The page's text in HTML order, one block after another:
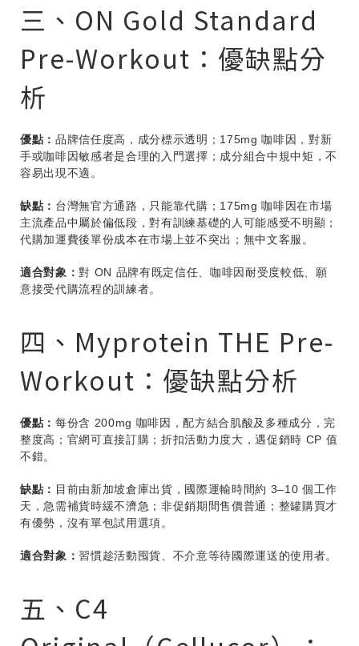
三、ON Gold Standard
Pre-Workout：優缺點分
析
優點： 品牌信任度高，成分標示透明；175mg 咖啡因，對新
手或咖啡因敏感者是合理的入門選擇；成分組合中規中矩，不
容易出現不適。
缺點： 台灣無官方通路，只能靠代購；175mg 咖啡因在市場
主流產品中屬於偏低段，對有訓練基礎的人可能感受不明顯；
代購加運費後單份成本在市場上並不突出；無中文客服。
適合對象：對 ON 品牌有既定信任、咖啡因耐受度較低、願
意接受代購流程的訓練者。
四、Myprotein THE Pre-
Workout：優缺點分析
優點： 每份含 200mg 咖啡因，配方結合肌酸及多種成分，完
整度高；官網可直接訂購；折扣活動力度大，遇促銷時 CP 值
不錯。
缺點： 目前由新加坡倉庫出貨，國際運輸時間約 3–10 個工作
天，急需補貨時緩不濟急；非促銷期間售價普通；整罐購買才
有優勢，沒有單包試用選項。
適合對象： 習慣趁活動囤貨、不介意等待國際運送的使用者。
五、C4